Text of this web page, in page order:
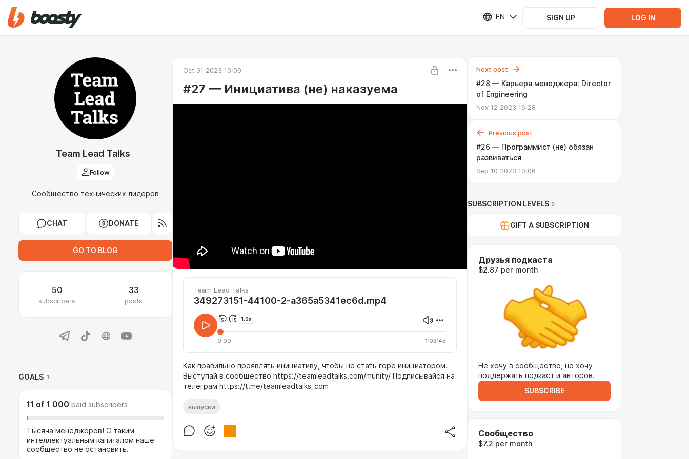
EN SIGN UP LOG IN
Team Lead Talks
Follow
Сообщество технических лидеров
CHAT DONATE
GO TO BLOG
50
subscribers
33
posts
GOALS 1
11 of 1 000 paid subscribers
Тысяча менеджеров! С таким
интеллектуальным капиталом наше
сообщество не остановить.
Oct 01 2023 10:09
#27 — Инициатива (не) наказуема
Team Lead Talks
349273151-44100-2-a365a5341ec6d.mp4
1.0x
0:00 1:03:45
Как правильно проявлять инициативу, чтобы не стать горе инициатором.
Выступай в сообщество https://teamleadtalks.com/munity/ Подписывайся на
телеграм https://t.me/teamleadtalks_com
выпуски
Next post
#28 — Карьера менеджера: Director
of Engineering
Nov 12 2023 16:28
Previous post
#26 — Программист (не) обязан
развиваться
Sep 10 2023 10:06
SUBSCRIPTION LEVELS 2
GIFT A SUBSCRIPTION
Друзья подкаста
$2.87 per month
Не хочу в сообщество, но хочу
поддержать подкаст и авторов.
SUBSCRIBE
Сообщество
$7.2 per month